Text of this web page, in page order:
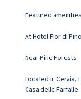
Featured
At Hotel Fior di
Near Pine Forests
Located in Cervia,
Casa delle Farfalle.